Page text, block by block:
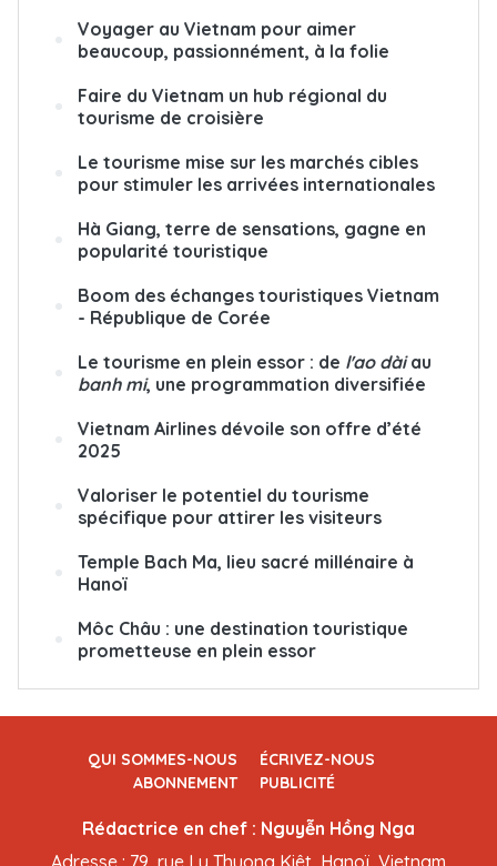
Voyager au Vietnam pour aimer
beaucoup, passionnément, à la folie
Faire du Vietnam un hub régional du
tourisme de croisière
Le tourisme mise sur les marchés cibles
pour stimuler les arrivées internationales
Hà Giang, terre de sensations, gagne en
popularité touristique
Boom des échanges touristiques Vietnam
- République de Corée
Le tourisme en plein essor : de l'ao dàiau
banh mi, une programmation diversifiée
Vietnam Airlines dévoile son offre d’été
2025
Valoriser le potentiel du tourisme
spécifique pour attirer les visiteurs
Temple Bach Ma, lieu sacré millénaire à
Hanoï
Môc Châu : une destination touristique
prometteuse en plein essor
QUI SOMMES-NOUS
ÉCRIVEZ-NOUS
ABONNEMENT
PUBLICITÉ
Rédactrice en chef : Nguyễn Hồng Nga
Adresse : 79, rue Ly Thuong Kiêt, Hanoï, Vietnam